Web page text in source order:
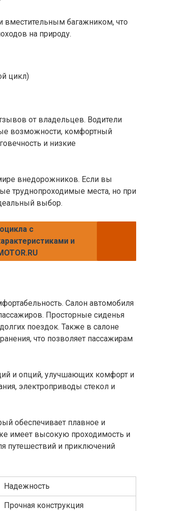
вместительным багажником, что
на природу.
цикл)
от владельцев. Водители
возможности, комфортный
и низкие
внедорожников. Если вы
труднопроходимые места, но при
выбор.
с
и
Салон автомобиля
Просторные сиденья
поездок. Также в салоне
что позволяет пассажирам
и опций, улучшающих комфорт и
электроприводы стекол и
обеспечивает плавное и
имеет высокую проходимость и
путешествий и приключений
Надежность
Прочная конструкция